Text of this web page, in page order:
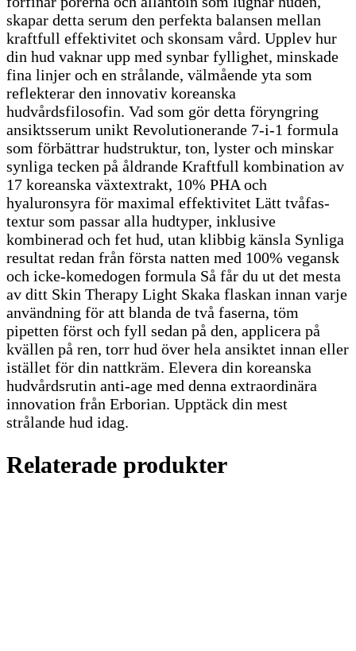
skapar detta serum den perfekta balansen mellan
kraftfull effektivitet och skonsam vård. Upplev hur
din hud vaknar upp med synbar fyllighet, minskade
fina linjer och en strålande, välmående yta som
reflekterar den innovativ koreanska
hudvårdsfilosofin. Vad som gör detta föryngring
ansiktsserum unikt Revolutionerande 7-i-1 formula
som förbättrar hudstruktur, ton, lyster och minskar
synliga tecken på åldrande Kraftfull kombination av
17 koreanska växtextrakt, 10% PHA och
hyaluronsyra för maximal effektivitet Lätt tvåfas-
textur som passar alla hudtyper, inklusive
kombinerad och fet hud, utan klibbig känsla Synliga
resultat redan från första natten med 100% vegansk
och icke-komedogen formula Så får du ut det mesta
av ditt Skin Therapy Light Skaka flaskan innan varje
användning för att blanda de två faserna, töm
pipetten först och fyll sedan på den, applicera på
kvällen på ren, torr hud över hela ansiktet innan eller
istället för din nattkräm. Elevera din koreanska
hudvårdsrutin anti-age med denna extraordinära
innovation från Erborian. Upptäck din mest
strålande hud idag.
Relaterade produkter